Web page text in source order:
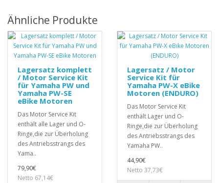
Ähnliche Produkte
Lagersatz komplett
/ Motor Service Kit
für Yamaha PW und
Yamaha PW-SE
eBike Motoren
Das Motor Service Kit
enthält alle Lager und O-
Ringe,die zur Überholung
des Antriebsstrangs des
Yama..
79,90€
Netto 67,14€
Lagersatz / Motor
Service Kit für
Yamaha PW-X eBike
Motoren (ENDURO)
Das Motor Service Kit
enthält Lager und O-
Ringe,die zur Überholung
des Antriebsstrangs des
Yamaha PW..
44,90€
Netto 37,73€